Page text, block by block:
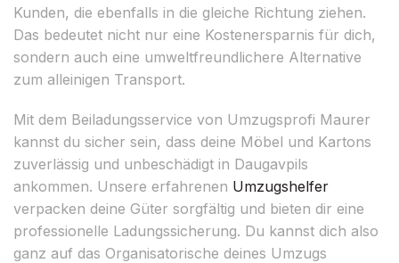
Kunden, die ebenfalls in die gleiche Richtung ziehen.
Das bedeutet nicht nur eine Kostenersparnis für dich,
sondern auch eine umweltfreundlichere Alternative
zum alleinigen Transport.
Mit dem Beiladungsservice von Umzugsprofi Maurer
kannst du sicher sein, dass deine Möbel und Kartons
zuverlässig und unbeschädigt in Daugavpils
ankommen. Unsere erfahrenen Umzugshelfer
verpacken deine Güter sorgfältig und bieten dir eine
professionelle Ladungssicherung. Du kannst dich also
ganz auf das Organisatorische deines Umzugs